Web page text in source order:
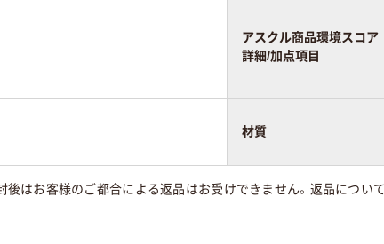
アスクル商品環境スコア
詳細/加点項目
材質
封後はお客様のご都合による返品はお受けできません。返品につい